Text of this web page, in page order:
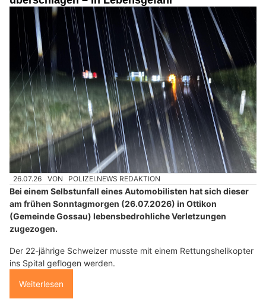
26.07.26 VON POLIZEI.NEWS REDAKTION
Bei einem Selbstunfall eines Automobilisten hat sich dieser
am frühen Sonntagmorgen (26.07.2026) in Ottikon
(Gemeinde Gossau) lebensbedrohliche Verletzungen
zugezogen.
Der 22-jährige Schweizer musste mit einem Rettungshelikopter
ins Spital geflogen werden.
Weiterlesen